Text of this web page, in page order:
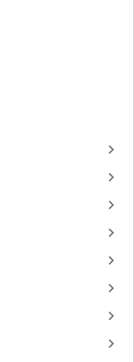
keyboard_arrow_right
keyboard_arrow_right
keyboard_arrow_right
keyboard_arrow_right
keyboard_arrow_right
keyboard_arrow_right
keyboard_arrow_right
keyboard_arrow_right